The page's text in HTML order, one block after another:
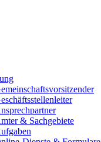
& Sachgebiete